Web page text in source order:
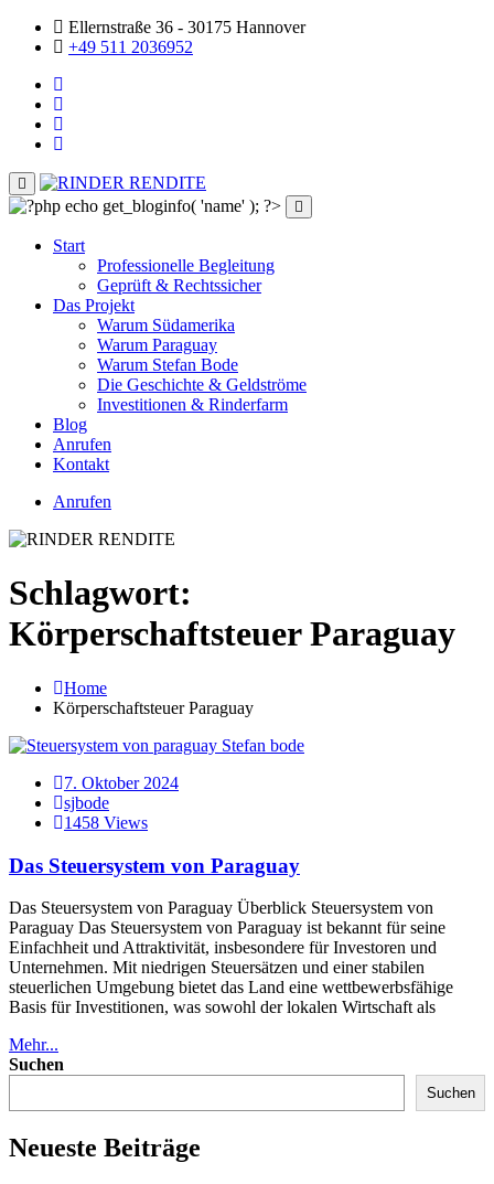
Ellernstraße 36 - 30175 Hannover
+49 511 2036952
Start
Professionelle Begleitung
Geprüft & Rechtssicher
Das Projekt
Warum Südamerika
Warum Paraguay
Warum Stefan Bode
Die Geschichte & Geldströme
Investitionen & Rinderfarm
Blog
Anrufen
Kontakt
Anrufen
Schlagwort:
Körperschaftsteuer Paraguay
Home
Körperschaftsteuer Paraguay
7. Oktober 2024
sjbode
1458 Views
Das Steuersystem von Paraguay
Das Steuersystem von Paraguay Überblick Steuersystem von
Paraguay Das Steuersystem von Paraguay ist bekannt für seine
Einfachheit und Attraktivität, insbesondere für Investoren und
Unternehmen. Mit niedrigen Steuersätzen und einer stabilen
steuerlichen Umgebung bietet das Land eine wettbewerbsfähige
Basis für Investitionen, was sowohl der lokalen Wirtschaft als
Mehr...
Suchen
Suchen
Neueste Beiträge